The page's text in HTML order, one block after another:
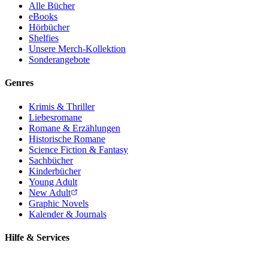
Alle Bücher
eBooks
Hörbücher
Shelfies
Unsere Merch-Kollektion
Sonderangebote
Genres
Krimis & Thriller
Liebesromane
Romane & Erzählungen
Historische Romane
Science Fiction & Fantasy
Sachbücher
Kinderbücher
Young Adult
New Adult
Graphic Novels
Kalender & Journals
Hilfe & Services